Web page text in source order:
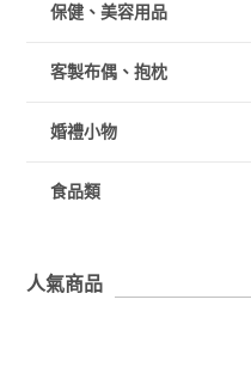
保健、美容用品
客製布偶、抱枕
婚禮小物
食品類
人氣商品